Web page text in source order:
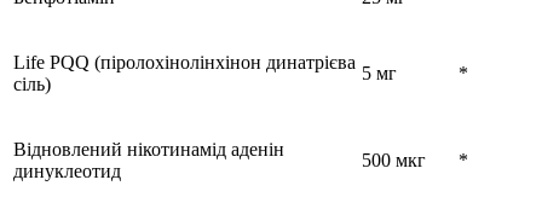
Life PQQ (піролохінолінхінон динатрієва
сіль)
5 мг *
Відновлений нікотинамід аденін
динуклеотид
500 мкг *